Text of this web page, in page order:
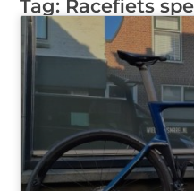
Tag: Racefiets